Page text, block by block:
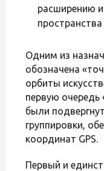
расширению
Одним из
обозначена
орбиты
первую
были
группировки,
координат GPS.
Первый и